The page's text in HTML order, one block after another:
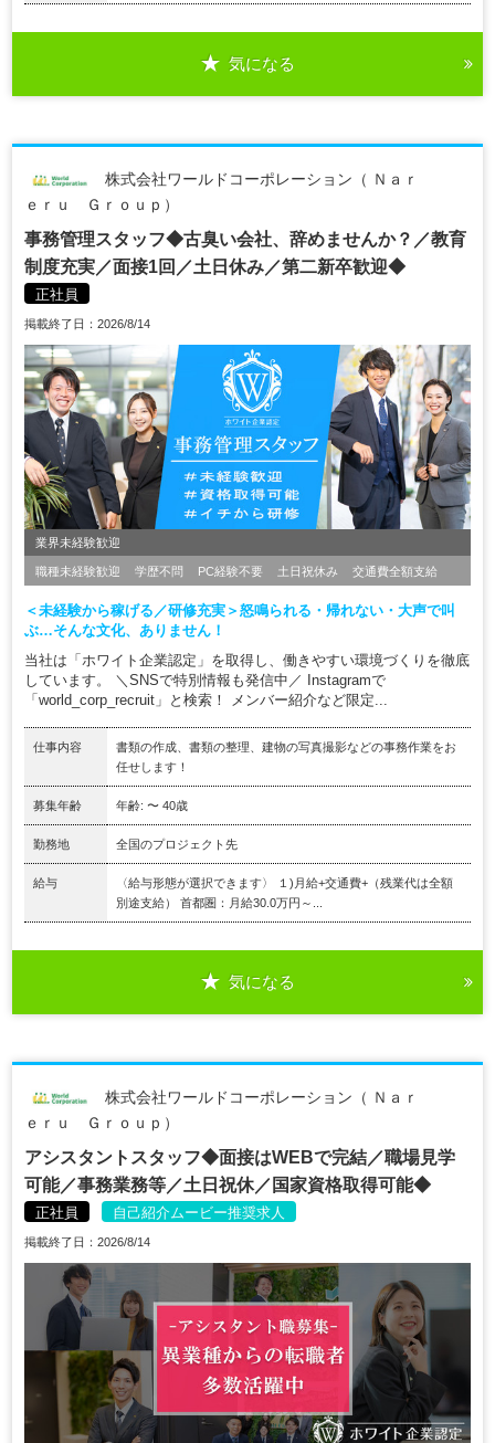
気になる
株式会社ワールドコーポレーション（ Ｎａｒ
ｅｒｕ Ｇｒｏｕｐ）
事務管理スタッフ◆古臭い会社、辞めませんか？／教育
制度充実／面接1回／土日休み／第二新卒歓迎◆
正社員
掲載終了日：2026/8/14
業界未経験歓迎
職種未経験歓迎 学歴不問 PC経験不要 土日祝休み 交通費全額支給
＜未経験から稼げる／研修充実＞怒鳴られる・帰れない・大声で叫
ぶ…そんな文化、ありません！
当社は「ホワイト企業認定」を取得し、働きやすい環境づくりを徹底
しています。 ＼SNSで特別情報も発信中／ Instagramで
「world_corp_recruit」と検索！ メンバー紹介など限定...
仕事内容
書類の作成、書類の整理、建物の写真撮影などの事務作業をお
任せします！
募集年齢 年齢: 〜 40歳
勤務地 全国のプロジェクト先
給与
〈給与形態が選択できます〉 １)月給+交通費+（残業代は全額
別途支給） 首都圏：月給30.0万円～...
気になる
株式会社ワールドコーポレーション（ Ｎａｒ
ｅｒｕ Ｇｒｏｕｐ）
アシスタントスタッフ◆面接はWEBで完結／職場見学
可能／事務業務等／土日祝休／国家資格取得可能◆
正社員 自己紹介ムービー推奨求人
掲載終了日：2026/8/14